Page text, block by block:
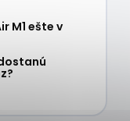
M1 ešte v